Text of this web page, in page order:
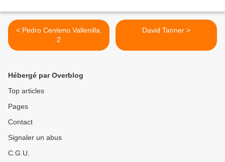
< Pedro Centeno Vallenilla.
2
David Tanner >
Hébergé par Overblog
Top articles
Pages
Contact
Signaler un abus
C.G.U.